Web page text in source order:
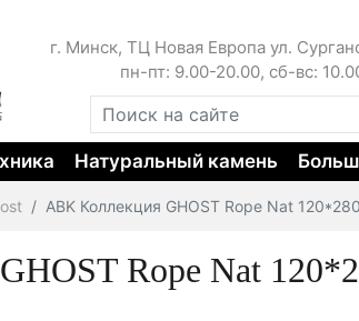
г. Минск, ТЦ Новая Европа ул.
пн-пт: 9.00-20.00, сб-вс:
Натуральный камень
ABK Коллекция GHOST Rope Nat
Rope Nat